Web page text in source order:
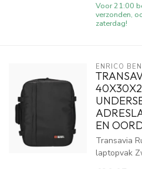
Voor 21:00
verzonden,
zaterdag!
ENRICO
EN
Transavia
laptopvak